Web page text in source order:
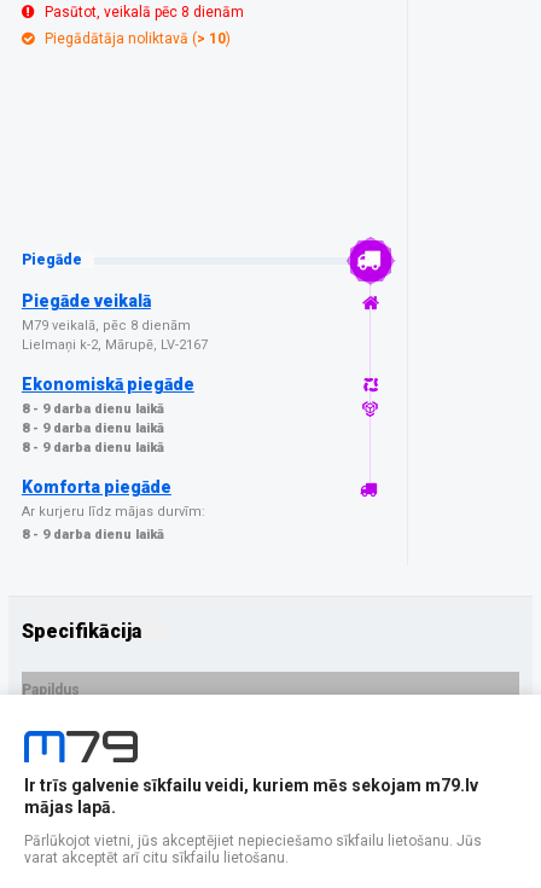
Pasūtot, veikalā pēc 8 dienām
Piegādātāja noliktavā (> 10)
Piegāde
Piegāde veikalā
M79 veikalā, pēc 8 dienām
Lielmaņi k-2, Mārupē, LV-2167
Ekonomiskā piegāde
8 - 9 darba dienu laikā
8 - 9 darba dienu laikā
8 - 9 darba dienu laikā
Komforta piegāde
Ar kurjeru līdz mājas durvīm:
8 - 9 darba dienu laikā
Specifikācija
Papildus
Ražotājs
PRECES APRAKSTS
EAN - 5903108551762
Ir trīs galvenie sīkfailu veidi, kuriem mēs sekojam m79.lv
mājas lapā.
Pārlūkojot vietni, jūs akceptējiet nepieciešamo sīkfailu lietošanu. Jūs
varat akceptēt arī citu sīkfailu lietošanu.